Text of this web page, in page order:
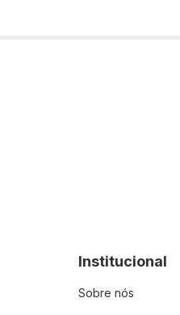
Institucional
Sobre nós